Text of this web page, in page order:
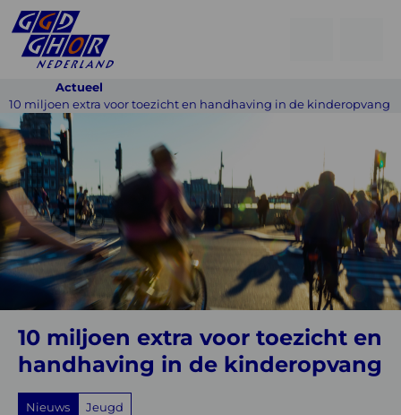
Actueel
10 miljoen extra voor toezicht en handhaving in de kinderopvang
10
miljoen
extra
voor
toezicht
en
handhaving
in
de
kinderopvang
10 miljoen extra voor toezicht en
handhaving in de kinderopvang
Nieuws Jeugd